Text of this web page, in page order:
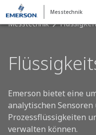
Messtechnik
Messtechnik
Emerson bietet eine
analytischen
Prozessflüssigkeiten
verwalten können.​